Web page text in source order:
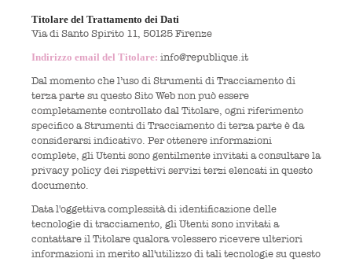
Titolare del Trattamento dei Dati
Via di Santo Spirito 11, 50125 Firenze
Indirizzo email del Titolare: info@republique.it
Dal momento che l’uso di Strumenti di Tracciamento di
terza parte su questo Sito Web non può essere
completamente controllato dal Titolare, ogni riferimento
specifico a Strumenti di Tracciamento di terza parte è da
considerarsi indicativo. Per ottenere informazioni
complete, gli Utenti sono gentilmente invitati a consultare la
privacy policy dei rispettivi servizi terzi elencati in questo
documento.
Data l'oggettiva complessità di identificazione delle
tecnologie di tracciamento, gli Utenti sono invitati a
contattare il Titolare qualora volessero ricevere ulteriori
informazioni in merito all'utilizzo di tali tecnologie su questo